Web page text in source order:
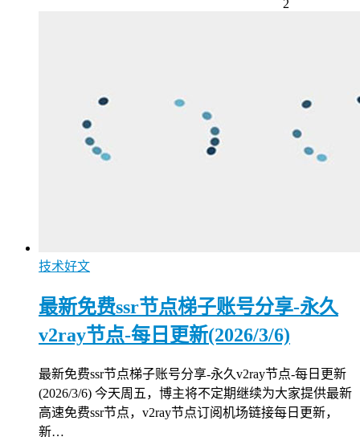
2
技术好文
最新免费ssr节点梯子账号分享-永久
v2ray节点-每日更新(2026/3/6)
最新免费ssr节点梯子账号分享-永久v2ray节点-每日更新
(2026/3/6) 今天周五，博主将不定期继续为大家提供最新
高速免费ssr节点，v2ray节点订阅机场链接每日更新，
新…